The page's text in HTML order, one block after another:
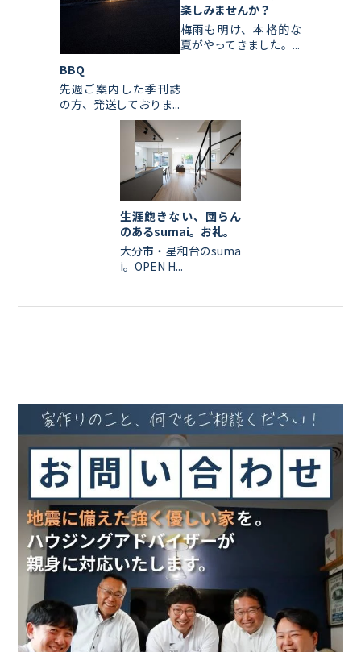
BBQ
先週ご案内した季刊誌
の方、発送しておりま...
楽しみませんか？
梅雨も明け、本格的な
夏がやってきました。...
生涯飽きない、団らん
のあるsumai。お礼。
大分市・星和台のsuma
i。OPEN H...